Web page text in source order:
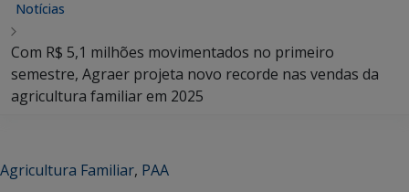
Notícias
Com R$ 5,1 milhões movimentados no primeiro
semestre, Agraer projeta novo recorde nas vendas da
agricultura familiar em 2025
Agricultura Familiar, PAA